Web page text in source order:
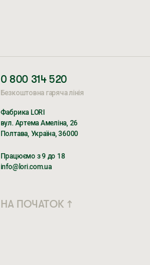
0 800 314 520
Безкоштовна гаряча лінія
Фабрика LORI
вул. Артема Амеліна, 26
Полтава, Україна, 36000
Працюємо з 9 до 18
info@lori.com.ua
НА ПОЧАТОК ↑